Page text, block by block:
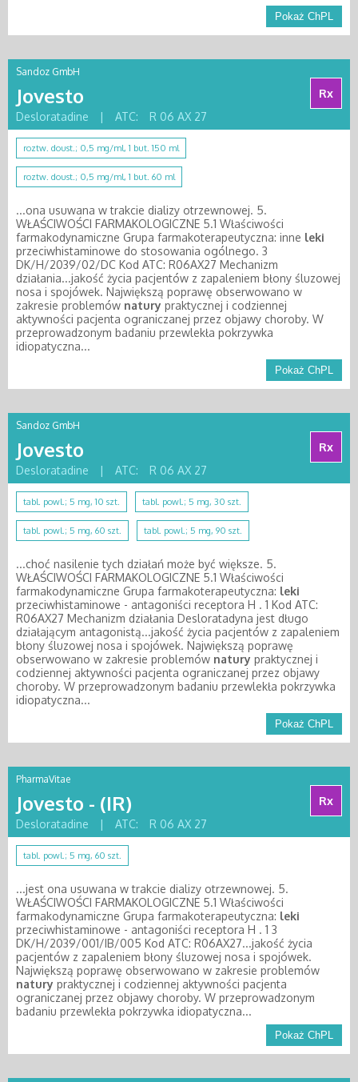
Pokaż ChPL
Sandoz GmbH
Jovesto
Rx
Desloratadine
| ATC: R 06 AX 27
roztw. doust.; 0,5 mg/ml, 1 but. 150 ml
roztw. doust.; 0,5 mg/ml, 1 but. 60 ml
...ona usuwana w trakcie dializy otrzewnowej. 5.
WŁAŚCIWOŚCI FARMAKOLOGICZNE 5.1 Właściwości
farmakodynamiczne Grupa farmakoterapeutyczna: inne leki
przeciwhistaminowe do stosowania ogólnego. 3
DK/H/2039/02/DC Kod ATC: R06AX27 Mechanizm
działania...jakość życia pacjentów z zapaleniem błony śluzowej
nosa i spojówek. Największą poprawę obserwowano w
zakresie problemów natury praktycznej i codziennej
aktywności pacjenta ograniczanej przez objawy choroby. W
przeprowadzonym badaniu przewlekła pokrzywka
idiopatyczna...
Pokaż ChPL
Sandoz GmbH
Jovesto
Rx
Desloratadine
| ATC: R 06 AX 27
tabl. powl.; 5 mg, 10 szt. tabl. powl.; 5 mg, 30 szt.
tabl. powl.; 5 mg, 60 szt. tabl. powl.; 5 mg, 90 szt.
...choć nasilenie tych działań może być większe. 5.
WŁAŚCIWOŚCI FARMAKOLOGICZNE 5.1 Właściwości
farmakodynamiczne Grupa farmakoterapeutyczna: leki
przeciwhistaminowe - antagoniści receptora H . 1 Kod ATC:
R06AX27 Mechanizm działania Desloratadyna jest długo
działającym antagonistą...jakość życia pacjentów z zapaleniem
błony śluzowej nosa i spojówek. Największą poprawę
obserwowano w zakresie problemów natury praktycznej i
codziennej aktywności pacjenta ograniczanej przez objawy
choroby. W przeprowadzonym badaniu przewlekła pokrzywka
idiopatyczna...
Pokaż ChPL
PharmaVitae
Jovesto - (IR)
Rx
Desloratadine
| ATC: R 06 AX 27
tabl. powl.; 5 mg, 60 szt.
...jest ona usuwana w trakcie dializy otrzewnowej. 5.
WŁAŚCIWOŚCI FARMAKOLOGICZNE 5.1 Właściwości
farmakodynamiczne Grupa farmakoterapeutyczna: leki
przeciwhistaminowe - antagoniści receptora H . 1 3
DK/H/2039/001/IB/005 Kod ATC: R06AX27...jakość życia
pacjentów z zapaleniem błony śluzowej nosa i spojówek.
Największą poprawę obserwowano w zakresie problemów
natury praktycznej i codziennej aktywności pacjenta
ograniczanej przez objawy choroby. W przeprowadzonym
badaniu przewlekła pokrzywka idiopatyczna...
Pokaż ChPL